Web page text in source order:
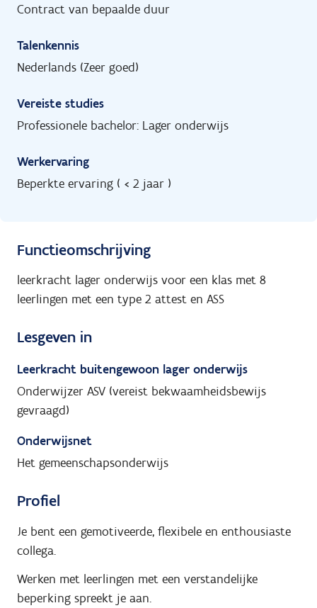
Contract van bepaalde duur
Talenkennis
Nederlands (Zeer goed)
Vereiste studies
Professionele bachelor: Lager onderwijs
Werkervaring
Beperkte ervaring ( < 2 jaar )
Functieomschrijving
leerkracht lager onderwijs voor een klas met 8
leerlingen met een type 2 attest en ASS
Lesgeven in
Leerkracht buitengewoon lager onderwijs
Onderwijzer ASV (vereist bekwaamheidsbewijs
gevraagd)
Onderwijsnet
Het gemeenschapsonderwijs
Profiel
Je bent een gemotiveerde, flexibele en enthousiaste
collega.
Werken met leerlingen met een verstandelijke
beperking spreekt je aan.